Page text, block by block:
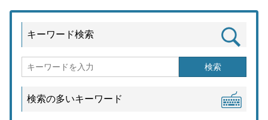
キーワード検索
検索
検索の多いキーワード